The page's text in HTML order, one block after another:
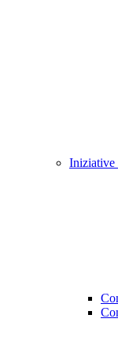
Iniziative